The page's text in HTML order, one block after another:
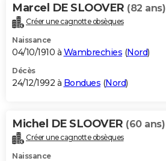
Marcel DE SLOOVER (82 ans)
Créer une cagnotte obsèques
Naissance
04/10/1910 à Wambrechies (Nord)
Décès
24/12/1992 à Bondues (Nord)
Michel DE SLOOVER (60 ans)
Créer une cagnotte obsèques
Naissance